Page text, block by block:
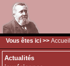
Vous êtes ici >> Accueil
Actualités